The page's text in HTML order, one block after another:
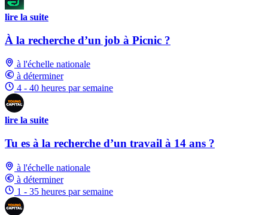
lire la suite
À la recherche d’un job à Picnic ?
à l'échelle nationale
à déterminer
4 - 40 heures par semaine
lire la suite
Tu es à la recherche d’un travail à 14 ans ?
à l'échelle nationale
à déterminer
1 - 35 heures par semaine